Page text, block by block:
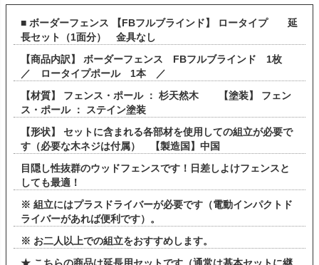
■ ボーダーフェンス 【FBフルブラインド】 ロータイプ 延
長セット（1面分） 金具なし
【商品内訳】 ボーダーフェンス FBフルブラインド 1枚
／ ロータイプポール 1本 ／
【材質】 フェンス・ポール ： 杉天然木 【塗装】 フェン
ス・ポール ： ステイン塗装
【形状】 セットに含まれる各部材を使用しての組立が必要で
す（必要な木ネジは付属） 【製造国】中国
目隠し性抜群のウッドフェンスです！日差しよけフェンスと
しても最適！
※ 組立にはプラスドライバーが必要です（電動インパクトド
ライバーがあれば便利です）。
※ お二人以上での組立をおすすめします。